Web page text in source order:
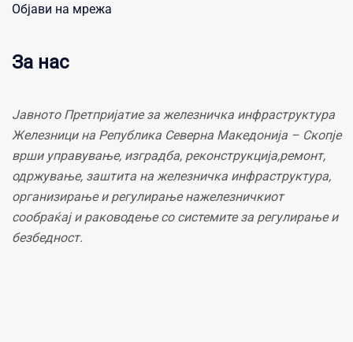
Објави на мрежа
За нас
Јавното Претпријатие за железничка инфраструктура
Железници на Република Северна Македонија – Скопје
врши управување, изградба, реконструкција,ремонт,
одржување, заштита на железничка инфраструктура,
организирање и регулирање нажелезничкиот
сообраќај и раководење со системите за регулирање и
безбедност.